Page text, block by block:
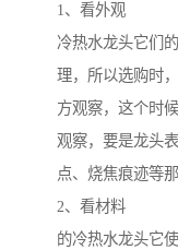
1、看外观
冷热水龙头它们
理，所以选购时
方观察，这个时
观察，要是龙头
点、烧焦痕迹等
2、看材料
的冷热水龙头它